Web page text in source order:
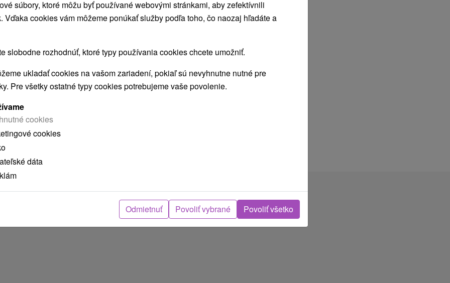
PODPOĽANIA S VÝBORNÝM HODNOTENÍM
súbory, ktoré môžu byť používané webovými stránkami, aby zefektívnili
Vďaka cookies vám môžeme ponúkať služby podľa toho, čo naozaj hľadáte a
slobodne rozhodnúť, ktoré typy používania cookies chcete umožniť.
ukladať cookies na vašom zariadení, pokiaľ sú nevyhnutne nutné pre
Pre všetky ostatné typy cookies potrebujeme vaše povolenie.
cookies
cookies
dáta
Odmietnuť Povoliť vybrané Povoliť všetko